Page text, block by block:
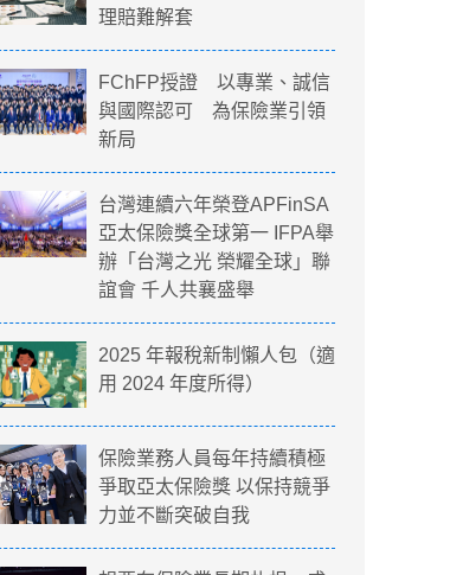
理賠難解套
FChFP授證 以專業、誠信
與國際認可 為保險業引領
新局
台灣連續六年榮登APFinSA
亞太保險獎全球第一 IFPA舉
辦「台灣之光 榮耀全球」聯
誼會 千人共襄盛舉
2025 年報稅新制懶人包（適
用 2024 年度所得）
保險業務人員每年持續積極
爭取亞太保險獎 以保持競爭
力並不斷突破自我